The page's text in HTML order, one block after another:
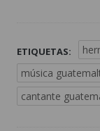
ETIQUETAS:
música
cantante